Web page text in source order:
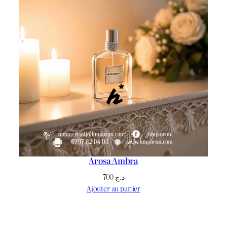
Arosa Ambra
د.ج
Ajouter au panier